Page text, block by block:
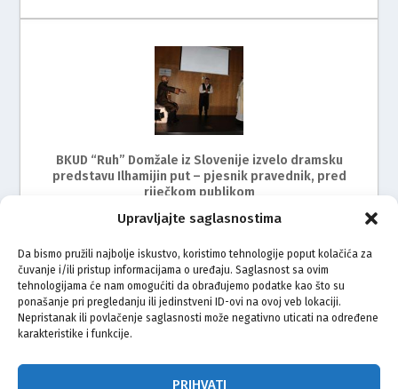
Upravljajte saglasnostima
Da bismo pružili najbolje iskustvo, koristimo tehnologije poput kolačića za
čuvanje i/ili pristup informacijama o uređaju. Saglasnost sa ovim
tehnologijama će nam omogućiti da obrađujemo podatke kao što su
ponašanje pri pregledanju ili jedinstveni ID-ovi na ovoj veb lokaciji.
Nepristanak ili povlačenje saglasnosti može negativno uticati na određene
karakteristike i funkcije.
PRIHVATI
BKUD “Ruh” Domžale iz Slovenije izvelo dramsku
predstavu Ilhamijin put – pjesnik pravednik, pred
riječkom publikom
BKUD Sevdah Zagreb uspješno organizirao II. smotru
folklora i kulturnog stvaralaštva